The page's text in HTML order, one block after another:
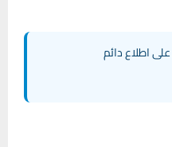
اطلاع دائم